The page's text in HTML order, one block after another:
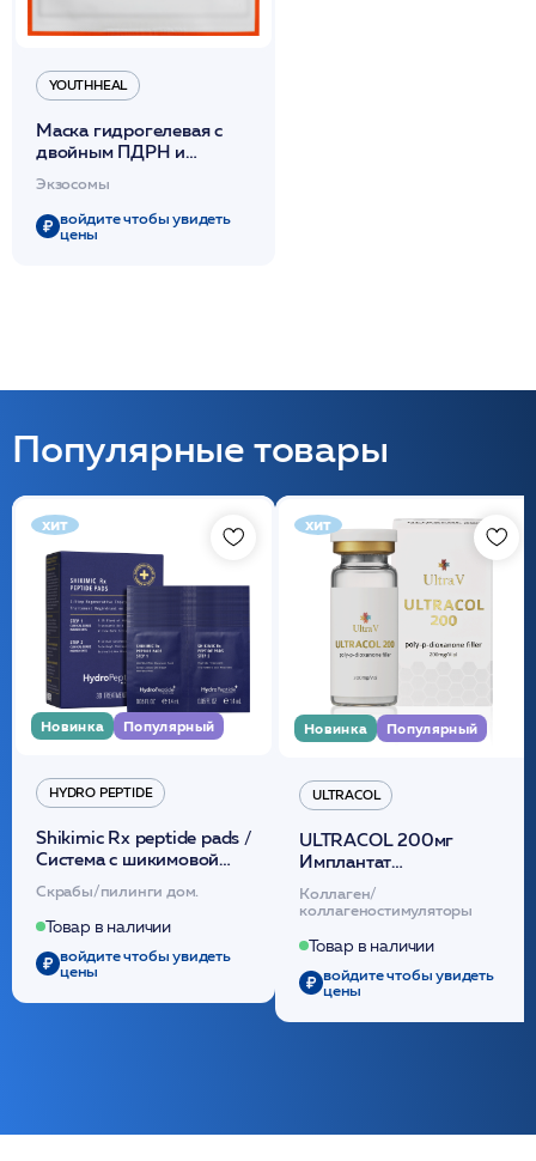
YOUTHHEAL
Маска гидрогелевая с
двойным ПДРН и
двойными экзосомами
30гр "Skinbooster
Exoprime
Mask"/YOUTHEAL*
Экзосомы
войдите чтобы увидеть
цены
Популярные товары
хит
Новинка Популярный
HYDRO PEPTIDE
Shikimic Rx peptide pads /
Cистема с шикимовой
кислотой обновляющая
(30шт) /HP
Скрабы/пилинги дом.
Товар в наличии
войдите чтобы увидеть
цены
хит
Новинка Популярный
ULTRACOL
ULTRACOL 200мг
Имплантат
внутридермальный,
стерильный на основе
полидиоксанона
/ULTRACOL
Коллаген/
коллагеностимуляторы
Товар в наличии
войдите чтобы увидеть
цены